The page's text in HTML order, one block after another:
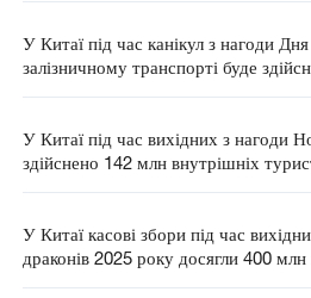
У Китаї під час канікул з нагоди
залізничному транспорті буде
У Китаї під час вихідних з нагоди
здійснено 142 млн внутрішніх
У Китаї касові збори під час
драконів 2025 року досягли 400 млн